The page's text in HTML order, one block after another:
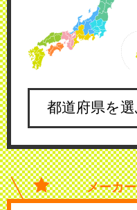
メーカ